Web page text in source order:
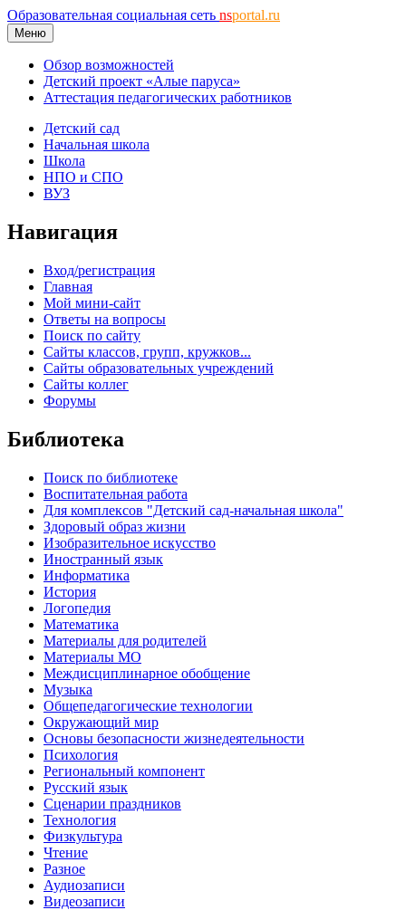
Образовательная социальная сеть nsportal.ru
Меню
Обзор возможностей
Детский проект «Алые паруса»
Аттестация педагогических работников
Детский сад
Начальная школа
Школа
НПО и СПО
ВУЗ
Навигация
Вход/регистрация
Главная
Мой мини-сайт
Ответы на вопросы
Поиск по сайту
Сайты классов, групп, кружков...
Сайты образовательных учреждений
Сайты коллег
Форумы
Библиотека
Поиск по библиотеке
Воспитательная работа
Для комплексов "Детский сад-начальная школа"
Здоровый образ жизни
Изобразительное искусство
Иностранный язык
Информатика
История
Логопедия
Математика
Материалы для родителей
Материалы МО
Междисциплинарное обобщение
Музыка
Общепедагогические технологии
Окружающий мир
Основы безопасности жизнедеятельности
Психология
Региональный компонент
Русский язык
Сценарии праздников
Технология
Физкультура
Чтение
Разное
Аудиозаписи
Видеозаписи